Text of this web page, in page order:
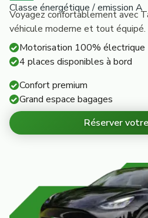
Classe énergétique / emission A
Voyagez confortablement avec
véhicule moderne et tout équipé.
Motorisation 100% électrique
4 places disponibles à bord
Confort premium
Grand espace bagages
Réserver